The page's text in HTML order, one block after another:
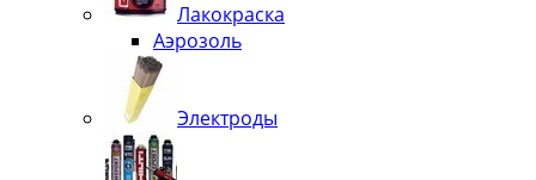
Лакокраска
Аэрозоль
Электроды